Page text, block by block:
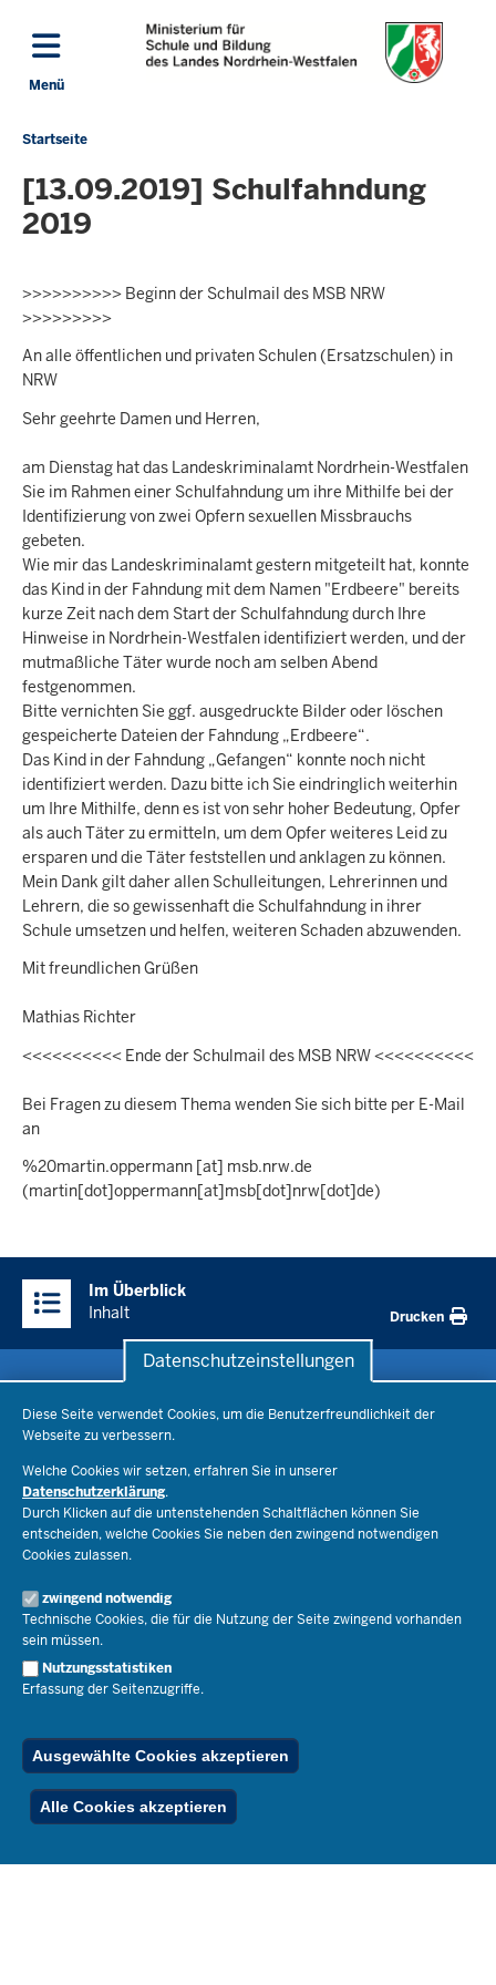
Datenschutzeinstellungen
Diese Seite verwendet Cookies, um die Benutzerfreundlichkeit der
Webseite zu verbessern.
Welche Cookies wir setzen, erfahren Sie in unserer
Datenschutzerklärung.
Durch Klicken auf die untenstehenden Schaltflächen können Sie
entscheiden, welche Cookies Sie neben den zwingend notwendigen
Cookies zulassen.
zwingend notwendig
Technische Cookies, die für die Nutzung der Seite zwingend vorhanden
sein müssen.
Nutzungsstatistiken
Erfassung der Seitenzugriffe.
Ausgewählte Cookies akzeptieren
Alle Cookies akzeptieren
Direkt zum Inhalt
Menü
Sie
sich
hier
Startseite
[13.09.2019] Schulfahndung
2019
>>>>>>>>>> Beginn der Schulmail des MSB NRW
>>>>>>>>>
An alle öffentlichen und privaten Schulen (Ersatzschulen) in
NRW
Sehr geehrte Damen und Herren,
am Dienstag hat das Landeskriminalamt Nordrhein-Westfalen
Sie im Rahmen einer Schulfahndung um ihre Mithilfe bei der
Identifizierung von zwei Opfern sexuellen Missbrauchs
gebeten.
Wie mir das Landeskriminalamt gestern mitgeteilt hat, konnte
das Kind in der Fahndung mit dem Namen "Erdbeere" bereits
kurze Zeit nach dem Start der Schulfahndung durch Ihre
Hinweise in Nordrhein-Westfalen identifiziert werden, und der
mutmaßliche Täter wurde noch am selben Abend
festgenommen.
Bitte vernichten Sie ggf. ausgedruckte Bilder oder löschen
gespeicherte Dateien der Fahndung „Erdbeere“.
Das Kind in der Fahndung „Gefangen“ konnte noch nicht
identifiziert werden. Dazu bitte ich Sie eindringlich weiterhin
um Ihre Mithilfe, denn es ist von sehr hoher Bedeutung, Opfer
als auch Täter zu ermitteln, um dem Opfer weiteres Leid zu
ersparen und die Täter feststellen und anklagen zu können.
Mein Dank gilt daher allen Schulleitungen, Lehrerinnen und
Lehrern, die so gewissenhaft die Schulfahndung in ihrer
Schule umsetzen und helfen, weiteren Schaden abzuwenden.
Mit freundlichen Grüßen
Mathias Richter
<<<<<<<<<< Ende der Schulmail des MSB NRW <<<<<<<<<<
Bei Fragen zu diesem Thema wenden Sie sich bitte per E-Mail
an
%20martin.oppermann [at] msb.nrw.de
(martin[dot]oppermann[at]msb[dot]nrw[dot]de)
Inhalte
Im Überblick
Inhalt
Drucken
Bildungsthemen
Lehrkräfte
Recht
Schulleben
Ministerium
Ministerin Dorothee Feller
Staatssekretär Dr. Urban Mauer
Open Government
Bibliothek
Veranstaltungen
Geschäftsbereich
Presse
Pressefotos
Social Media
Pressekontakt
Service
Schule(n) suchen
Kontakt
Der Weg zu uns
Publikationen
RSS-Feed
Ferienordnung
© 2026 Bildungsportal NRW
Below
Footer
Menu
Inhalt Impressum Datenschutz